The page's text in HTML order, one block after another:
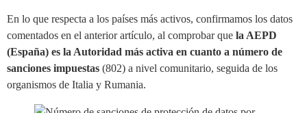
En lo que respecta a los países más activos, confirmamos los datos
comentados en el anterior artículo, al comprobar que la AEPD
(España) es la Autoridad más activa en cuanto a número de
sanciones impuestas (802) a nivel comunitario, seguida de los
organismos de Italia y Rumania.